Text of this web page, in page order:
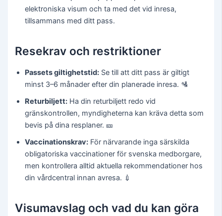
elektroniska visum och ta med det vid inresa,
tillsammans med ditt pass.
Resekrav och restriktioner
Passets giltighetstid: Se till att ditt pass är giltigt
minst 3–6 månader efter din planerade inresa. 🛂
Returbiljett: Ha din returbiljett redo vid
gränskontrollen, myndigheterna kan kräva detta som
bevis på dina resplaner. 🎫
Vaccinationskrav: För närvarande inga särskilda
obligatoriska vaccinationer för svenska medborgare,
men kontrollera alltid aktuella rekommendationer hos
din vårdcentral innan avresa. 💉
Visumavslag och vad du kan göra